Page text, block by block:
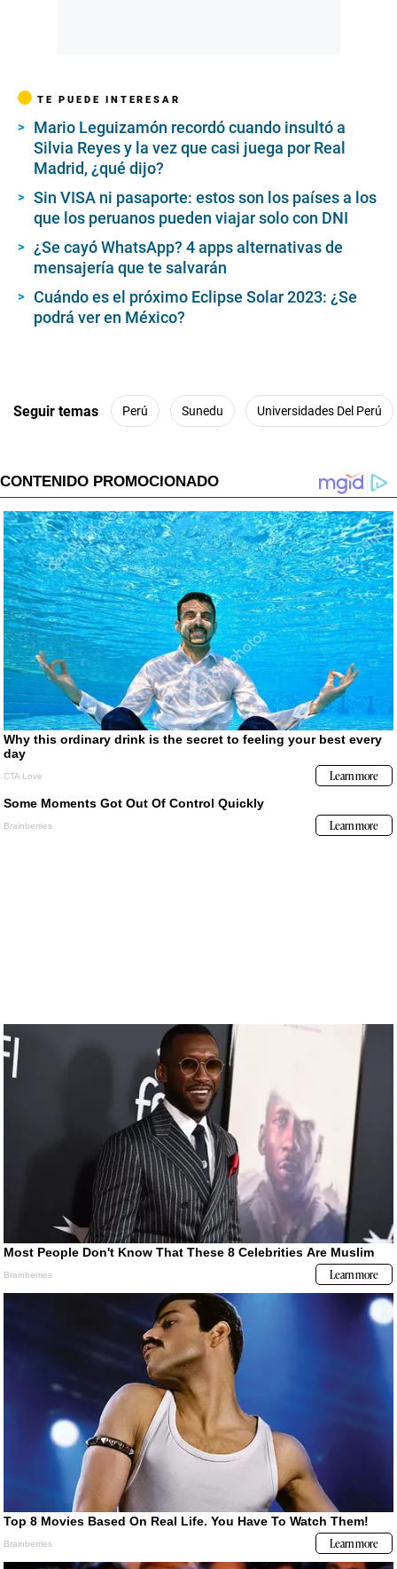
TE PUEDE INTERESAR
Mario Leguizamón recordó cuando insultó a
Silvia Reyes y la vez que casi juega por Real
Madrid, ¿qué dijo?
Sin VISA ni pasaporte: estos son los países a los
que los peruanos pueden viajar solo con DNI
¿Se cayó WhatsApp? 4 apps alternativas de
mensajería que te salvarán
Cuándo es el próximo Eclipse Solar 2023: ¿Se
podrá ver en México?
Seguir temas Perú Sunedu Universidades Del Perú